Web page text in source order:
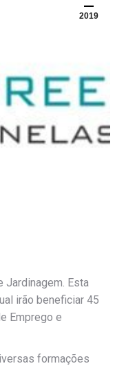
2019
Jardinagem. Esta
irão beneficiar 45
Emprego e
formações